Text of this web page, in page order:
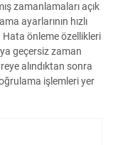
zamanlamaları açık
ayarlarının hızlı
önleme özellikleri
geçersiz zaman
alındıktan sonra
işlemleri yer